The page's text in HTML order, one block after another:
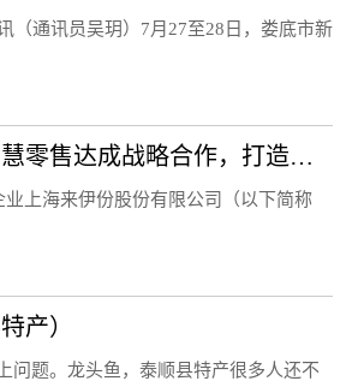
（通讯员吴玥）7月27至28日，娄底市新
来伊份与腾讯智慧零售达成战略合作，打造零售业数字化新标杆
上海来伊份股份有限公司（以下简称
产）
问题。龙头鱼，泰顺县特产很多人还不